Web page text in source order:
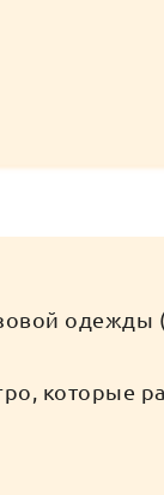
одежды
которые